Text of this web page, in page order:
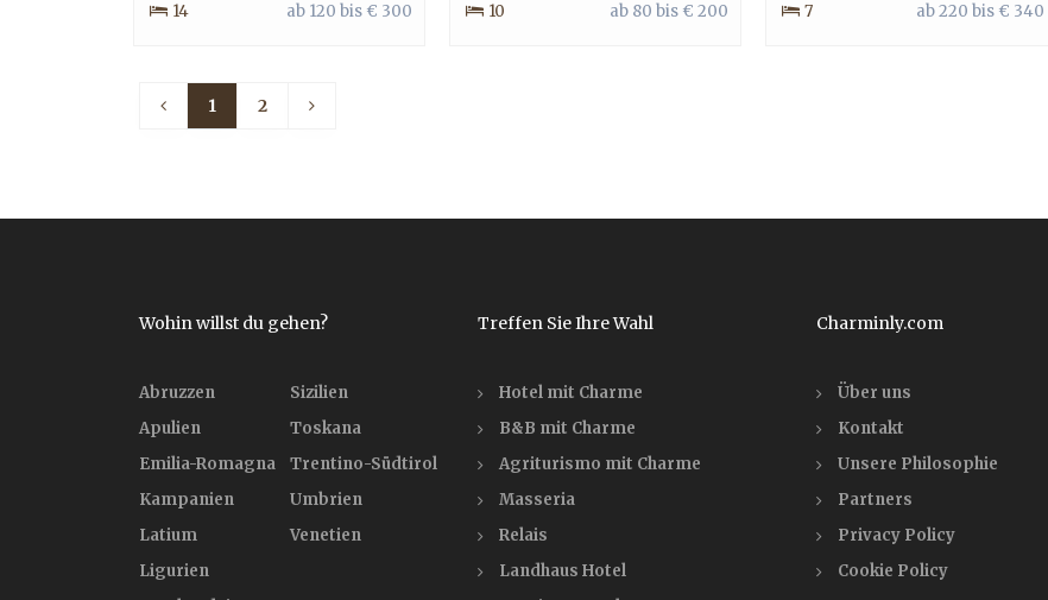
14 ab 120 bis € 300 10 ab 80 bis € 200 7 ab 220 bis € 340
1 2
Wohin willst du gehen?
Abruzzen
Apulien
Emilia-Romagna
Kampanien
Latium
Ligurien
Sizilien
Toskana
Trentino-Südtirol
Umbrien
Venetien
Treffen Sie Ihre Wahl
Hotel mit Charme
B&B mit Charme
Agriturismo mit Charme
Masseria
Relais
Landhaus Hotel
Charminly.com
Über uns
Kontakt
Unsere Philosophie
Partners
Privacy Policy
Cookie Policy